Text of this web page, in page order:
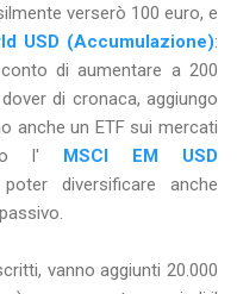
verserò 100 euro, e
USD (Accumulazione):
di aumentare a 200
di cronaca, aggiungo
anche un ETF sui mercati
l' MSCI EM USD
diversificare anche
vanno aggiunti 20.000